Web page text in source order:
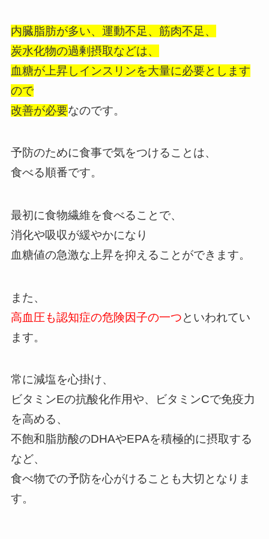
内臓脂肪が多い、運動不足、筋肉不足、
炭水化物の過剰摂取などは、
血糖が上昇しインスリンを大量に必要とします
ので
改善が必要なのです。
予防のために食事で気をつけることは、
食べる順番です。
最初に食物繊維を食べることで、
消化や吸収が緩やかになり
血糖値の急激な上昇を抑えることができます。
また、
高血圧も認知症の危険因子の一つといわれてい
ます。
常に減塩を心掛け、
ビタミンEの抗酸化作用や、ビタミンCで免疫力
を高める、
不飽和脂肪酸のDHAやEPAを積極的に摂取する
など、
食べ物での予防を心がけることも大切となりま
す。